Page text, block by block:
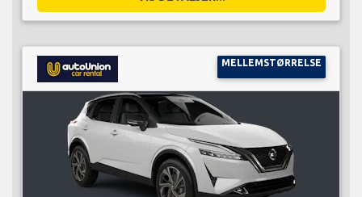
MELLEMSTØRRELSE